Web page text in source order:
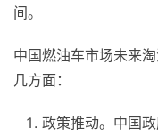
间。
中国燃油车市场未来
几方面：
政策推动。中国